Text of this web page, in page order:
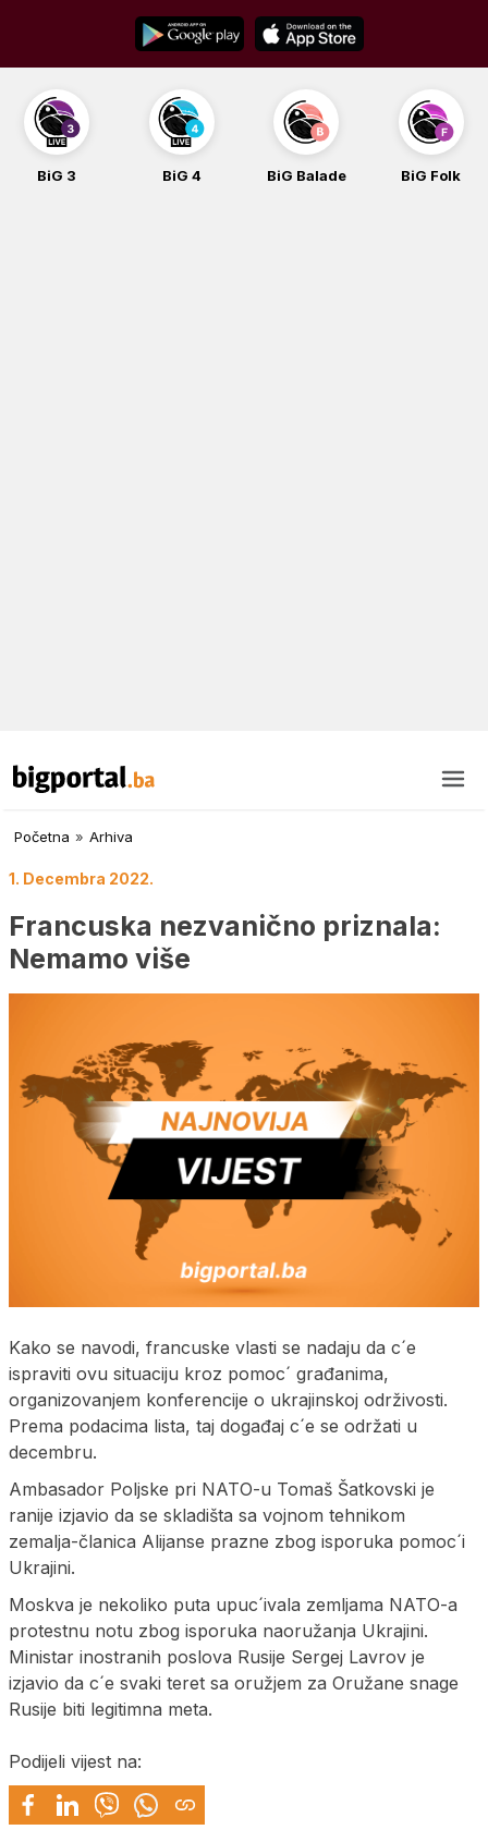
content
BiG 3 BiG 4 BiG Balade BiG Folk
Početna » Arhiva
1. Decembra 2022.
Francuska nezvanično priznala:
Nemamo više
Kako se navodi, francuske vlasti se nadaju da c´e
ispraviti ovu situaciju kroz pomoc´ građanima,
organizovanjem konferencije o ukrajinskoj održivosti.
Prema podacima lista, taj događaj c´e se održati u
decembru.
Ambasador Poljske pri NATO-u Tomaš Šatkovski je
ranije izjavio da se skladišta sa vojnom tehnikom
zemalja-članica Alijanse prazne zbog isporuka pomoc´i
Ukrajini.
Moskva je nekoliko puta upuc´ivala zemljama NATO-a
protestnu notu zbog isporuka naoružanja Ukrajini.
Ministar inostranih poslova Rusije Sergej Lavrov je
izjavio da c´e svaki teret sa oružjem za Oružane snage
Rusije biti legitimna meta.
Podijeli vijest na: